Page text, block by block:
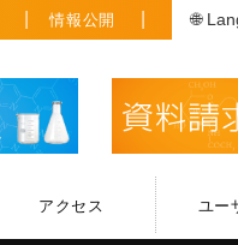
情報公開 🌐
アクセス ユー